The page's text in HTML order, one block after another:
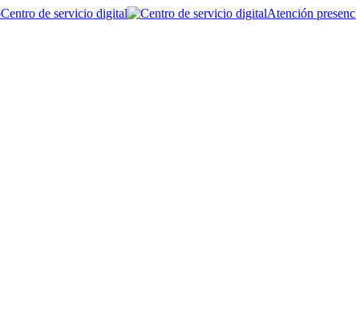
Centro de servicio digital Atención